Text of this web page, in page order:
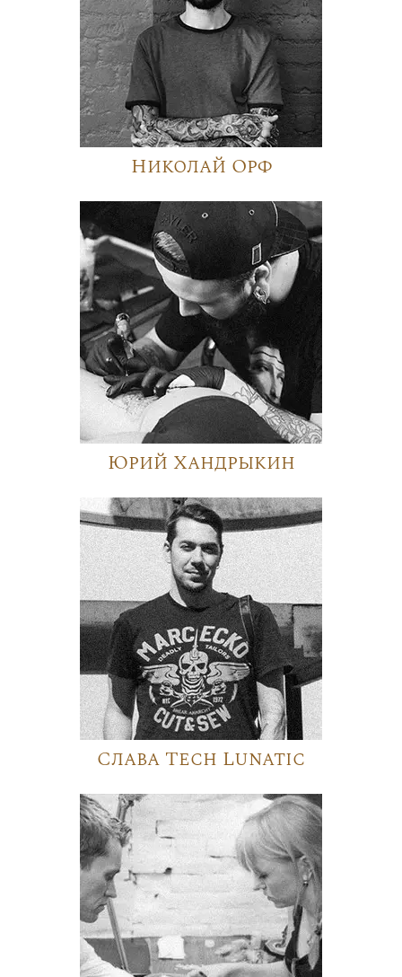
Николай Орф
Юрий Хандрыкин
Слава Tech Lunatic